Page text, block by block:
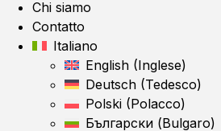
Chi siamo
Contatto
Italiano
English (Inglese)
Deutsch (Tedesco)
Polski (Polacco)
Български (Bulgaro)